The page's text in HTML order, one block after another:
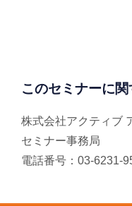
このセミナーに
株式会社アクティブ
セミナー事務局
電話番号：03-